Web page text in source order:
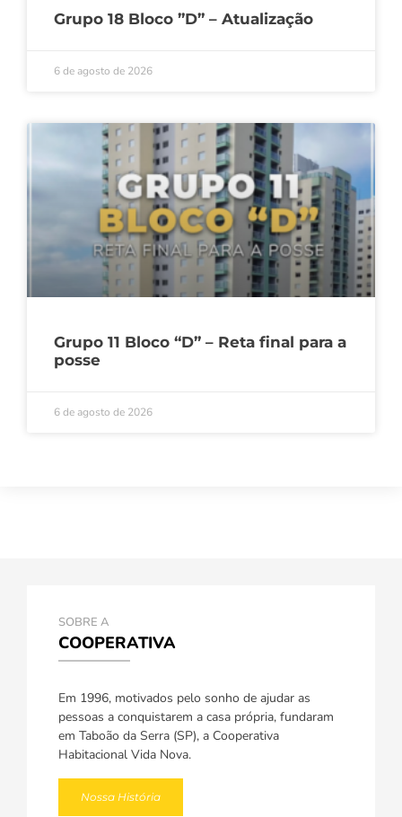
Grupo 18 Bloco ”D” – Atualização
6 de agosto de 2026
Grupo 11 Bloco “D” – Reta final para a
posse
6 de agosto de 2026
SOBRE A
COOPERATIVA
Em 1996, motivados pelo sonho de ajudar as
pessoas a conquistarem a casa própria, fundaram
em Taboão da Serra (SP), a Cooperativa
Habitacional Vida Nova.
Nossa História